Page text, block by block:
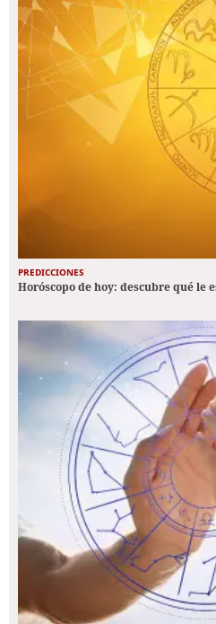
PREDICCIONES
Horóscopo de hoy: descubre qué le